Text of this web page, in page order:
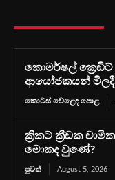
කොමර්ෂල්
ආයෝජකයන්
කොටස් වෙළෙඳ පොළ
ක්‍රිකට් ක්‍රීඩක
මොකද වුණේ?
පුවත් August 5, 2026